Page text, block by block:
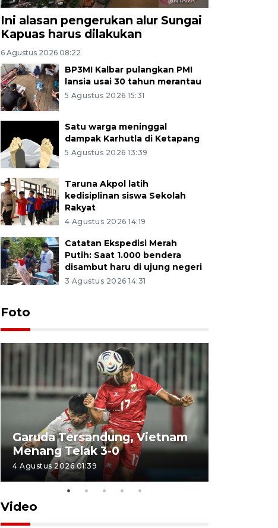
Ini alasan pengerukan alur Sungai
Kapuas harus dilakukan
6 Agustus 2026 08:22
BP3MI Kalbar pulangkan PMI
lansia usai 30 tahun merantau
5 Agustus 2026 15:31
Satu warga meninggal
dampak Karhutla di Ketapang
5 Agustus 2026 13:39
Taruna Akpol latih
kedisiplinan siswa Sekolah
Rakyat
4 Agustus 2026 14:19
Catatan Ekspedisi Merah
Putih: Saat 1.000 bendera
disambut haru di ujung negeri
3 Agustus 2026 14:31
Foto
Garuda Tersandung, Vietnam
Menang Telak 3-0
4 Agustus 2026 01:39
Video